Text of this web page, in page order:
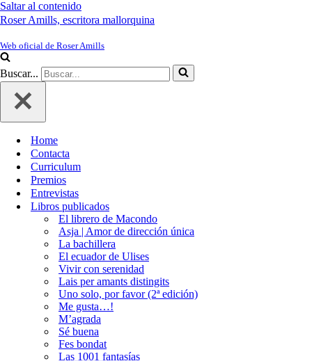
Saltar al contenido
Roser Amills, escritora mallorquina
Web oficial de Roser Amills
Buscar...
Home
Contacta
Curriculum
Premios
Entrevistas
Libros publicados
El librero de Macondo
Asja | Amor de dirección única
La bachillera
El ecuador de Ulises
Vivir con serenidad
Lais per amants distingits
Uno solo, por favor (2ª edición)
Me gusta…!
M’agrada
Sé buena
Fes bondat
Las 1001 fantasías